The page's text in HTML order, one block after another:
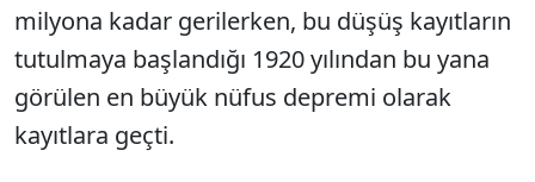
milyona kadar gerilerken, bu düşüş kayıtların
tutulmaya başlandığı 1920 yılından bu yana
görülen en büyük nüfus depremi olarak
kayıtlara geçti.